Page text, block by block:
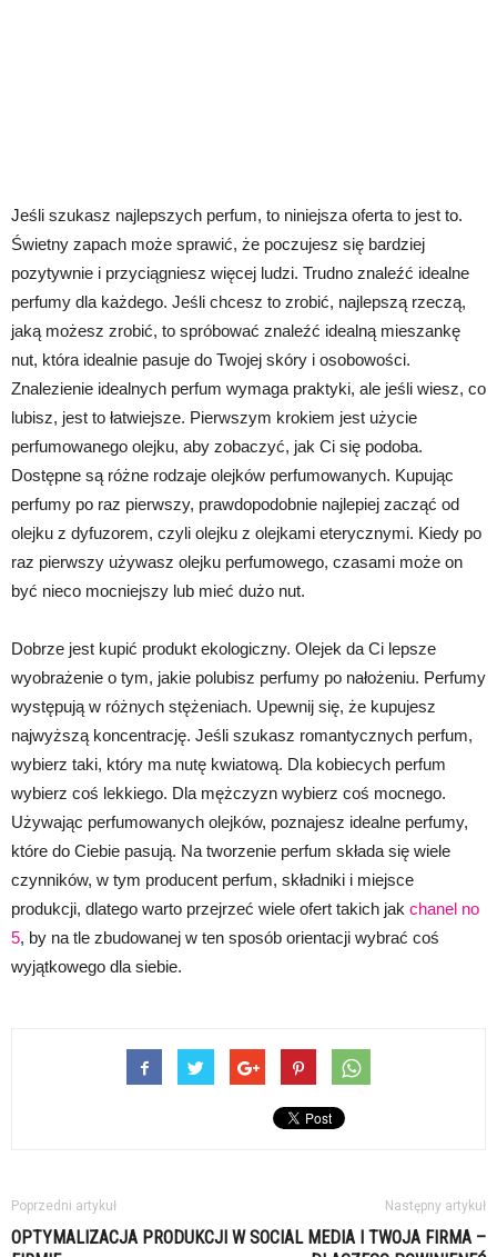
Jeśli szukasz najlepszych perfum, to niniejsza oferta to jest to.
Świetny zapach może sprawić, że poczujesz się bardziej
pozytywnie i przyciągniesz więcej ludzi. Trudno znaleźć idealne
perfumy dla każdego. Jeśli chcesz to zrobić, najlepszą rzeczą,
jaką możesz zrobić, to spróbować znaleźć idealną mieszankę
nut, która idealnie pasuje do Twojej skóry i osobowości.
Znalezienie idealnych perfum wymaga praktyki, ale jeśli wiesz, co
lubisz, jest to łatwiejsze. Pierwszym krokiem jest użycie
perfumowanego olejku, aby zobaczyć, jak Ci się podoba.
Dostępne są różne rodzaje olejków perfumowanych. Kupując
perfumy po raz pierwszy, prawdopodobnie najlepiej zacząć od
olejku z dyfuzorem, czyli olejku z olejkami eterycznymi. Kiedy po
raz pierwszy używasz olejku perfumowego, czasami może on
być nieco mocniejszy lub mieć dużo nut.
Dobrze jest kupić produkt ekologiczny. Olejek da Ci lepsze
wyobrażenie o tym, jakie polubisz perfumy po nałożeniu. Perfumy
występują w różnych stężeniach. Upewnij się, że kupujesz
najwyższą koncentrację. Jeśli szukasz romantycznych perfum,
wybierz taki, który ma nutę kwiatową. Dla kobiecych perfum
wybierz coś lekkiego. Dla mężczyzn wybierz coś mocnego.
Używając perfumowanych olejków, poznajesz idealne perfumy,
które do Ciebie pasują. Na tworzenie perfum składa się wiele
czynników, w tym producent perfum, składniki i miejsce
produkcji, dlatego warto przejrzeć wiele ofert takich jak chanel no
5, by na tle zbudowanej w ten sposób orientacji wybrać coś
wyjątkowego dla siebie.
Poprzedni artykuł
OPTYMALIZACJA PRODUKCJI W
Następny artykuł
SOCIAL MEDIA I TWOJA FIRMA –